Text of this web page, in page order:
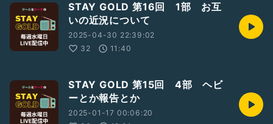
STAY GOLD 第16回 1部 お互
いの近況について
2025-04-30 22:39:02
32
11:40
STAY GOLD 第15回 4部 ヘビ
ーとか報告とか
2025-01-17 00:06:20